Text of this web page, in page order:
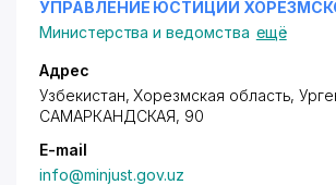
УПРАВЛЕНИЕ ЮСТИЦИИ
Министерства и ведомства ещё
Адрес
Узбекистан, Хорезмская область,
САМАРКАНДСКАЯ, 90
E-mail
info@minjust.gov.uz